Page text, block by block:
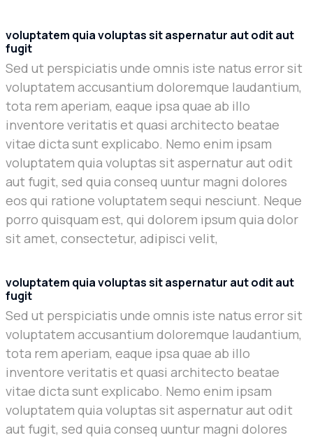
voluptatem quia voluptas sit aspernatur aut odit aut
fugit
Sed ut perspiciatis unde omnis iste natus error sit
voluptatem accusantium doloremque laudantium,
tota rem aperiam, eaque ipsa quae ab illo
inventore veritatis et quasi architecto beatae
vitae dicta sunt explicabo. Nemo enim ipsam
voluptatem quia voluptas sit aspernatur aut odit
aut fugit, sed quia conseq uuntur magni dolores
eos qui ratione voluptatem sequi nesciunt. Neque
porro quisquam est, qui dolorem ipsum quia dolor
sit amet, consectetur, adipisci velit,
voluptatem quia voluptas sit aspernatur aut odit aut
fugit
Sed ut perspiciatis unde omnis iste natus error sit
voluptatem accusantium doloremque laudantium,
tota rem aperiam, eaque ipsa quae ab illo
inventore veritatis et quasi architecto beatae
vitae dicta sunt explicabo. Nemo enim ipsam
voluptatem quia voluptas sit aspernatur aut odit
aut fugit, sed quia conseq uuntur magni dolores